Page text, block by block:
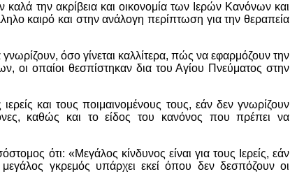
καλά την ακρίβεια και οικονομία των Ιερών Κανόνων και
καιρό και στην ανάλογη περίπτωση για την θεραπεία
όσο γίνεται καλλίτερα, πώς να εφαρμόζουν την
οι οπαίοι θεσπίστηκαν δια του Αγίου Πνεύματος στην
και τους ποιμαινομένους τους, εάν δεν γνωρίζουν
καθώς και το είδος του κανόνος που πρέπει να
ότι: «Μεγάλος κίνδυνος είναι για τους Ιερείς, εάν
γκρεμός υπάρχει εκεί όπου δεν δεσπόζουν οι